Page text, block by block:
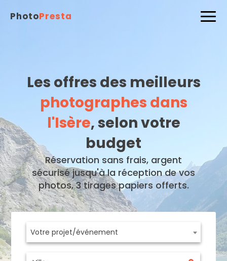
PhotoPresta
Les offres des meilleurs
photographes dans
l'Isère, selon votre
budget
Réservation sans frais, argent
sécurisé jusqu'à la réception de vos
photos, 3 tirages papiers offerts.
Votre projet/événement